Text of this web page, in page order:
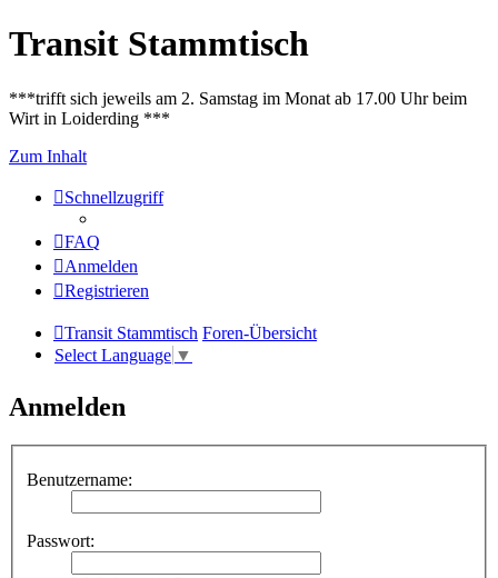
Transit Stammtisch
***trifft sich jeweils am 2. Samstag im Monat ab 17.00 Uhr beim
Wirt in Loiderding ***
Zum Inhalt
Schnellzugriff
FAQ
Anmelden
Registrieren
Transit Stammtisch Foren-Übersicht
Select Language ▼
Anmelden
Benutzername:
Passwort: